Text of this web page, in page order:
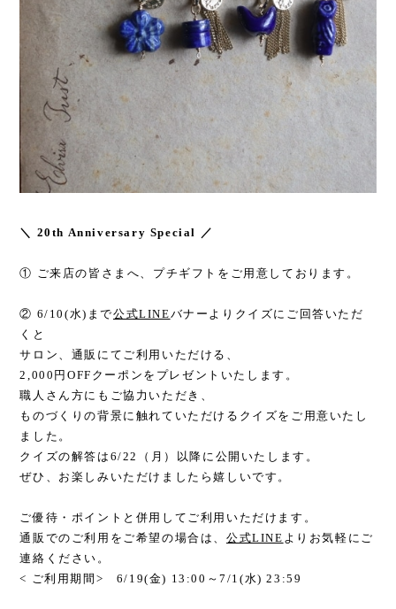
＼ 20th Anniversary Special ／
① ご来店の皆さまへ、プチギフトをご用意しております。
② 6/10(水)まで公式LINEバナーよりクイズにご回答いただ
くと
サロン、通販にてご利用いただける、
2,000円OFFクーポンをプレゼントいたします。
職人さん方にもご協力いただき、
ものづくりの背景に触れていただけるクイズをご用意いたし
ました。
クイズの解答は6/22（月）以降に公開いたします。
ぜひ、お楽しみいただけましたら嬉しいです。
ご優待・ポイントと併用してご利用いただけます。
通販でのご利用をご希望の場合は、 公式LINE よりお気軽にご
連絡ください。
< ご利用期間> 6/19(金) 13:00～7/1(水) 23:59